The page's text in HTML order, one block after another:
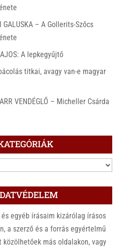
GALUSKA – A Gollerits-Szőcs
A lepkegyűjtő
titkai, avagy van-e magyar
VENDÉGLŐ – Micheller Csárda
egyéb írásaim kizárólag írásos
a szerző és a forrás egyértelmű
más oldalakon, vagy